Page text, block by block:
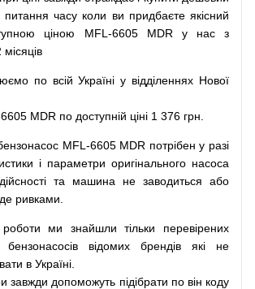
питання часу коли ви придбаєте якісний
ціною MFL-6605 MDR у нас з
по всій Україні у відділеннях Нової
MDR по доступній ціні 1 376 грн.
MFL-6605 MDR потрібен у разі
і параметри оригінального насоса
та машина не заводиться
або
ривками
роботи ми знайшли тільки
перевірених
бензонасосів відомих брендів які
не
в Україні.
завжди допоможуть підібрати по він коду